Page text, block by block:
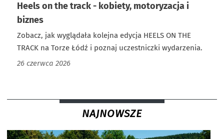
Heels on the track - kobiety, motoryzacja i
biznes
Zobacz, jak wyglądała kolejna edycja HEELS ON THE
TRACK na Torze Łódź i poznaj uczestniczki wydarzenia.
26 czerwca 2026
NAJNOWSZE